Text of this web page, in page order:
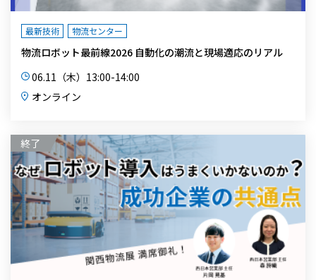
最新技術 物流センター
物流ロボット最前線2026 自動化の潮流と現場適応のリアル
06.11（木）13:00-14:00
オンライン